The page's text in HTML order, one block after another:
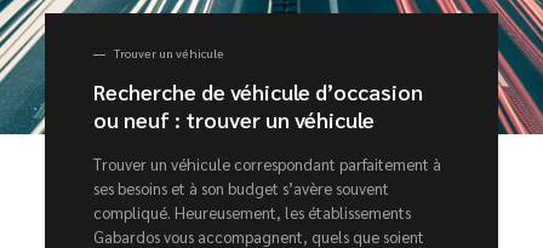
Trouver un véhicule
Recherche de véhicule d’occasion
ou neuf : trouver un véhicule
Trouver un véhicule correspondant parfaitement à
ses besoins et à son budget s’avère souvent
compliqué. Heureusement, les établissements
Gabardos vous accompagnent, quels que soient